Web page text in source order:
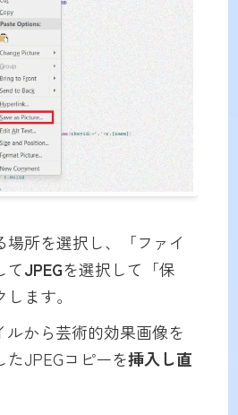
場所を選択し、「ファイ
てJPEGを選択して「保
ます。
ルから芸術的効果画像を
たJPEGコピーを挿入し直